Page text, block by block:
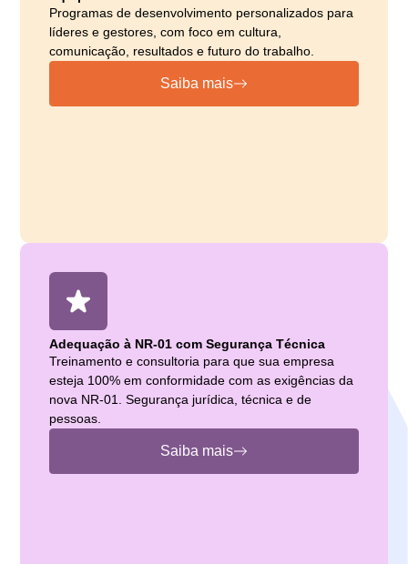
Programas de desenvolvimento personalizados para
líderes e gestores, com foco em cultura,
comunicação, resultados e futuro do trabalho.
Saiba mais
Adequação à NR-01 com Segurança Técnica
Treinamento e consultoria para que sua empresa
esteja 100% em conformidade com as exigências da
nova NR-01. Segurança jurídica, técnica e de
pessoas.
Saiba mais